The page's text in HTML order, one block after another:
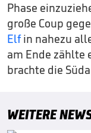
Phase
große Coup
Elfin nahezu
am Ende zählte
brachte die
WEITERE